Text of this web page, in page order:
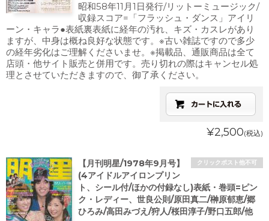
昭和58年11月1日発行/リットーミュージック/
収録スコア=「フラッシュ・ダンス」アイリ
ーン・キャラ●表紙裏表紙に経年の汚れ、キズ・カスレがあり
ますが、中身は概ね良好な状態です。※古い雑誌ですので多少
の経年劣化はご理解くださいませ。※掲載品、通販商品は全て
店頭・他サイト販売と併用です。売り切れの際はキャンセル処
理とさせていただきますので、御了承ください。
¥2,500(税込)
クリックポスト他不可
【月刊明星/1978年9月号】
(4アイドルアイロンプリン
ト、シール付/ほかの付録なし)表紙・巻頭=ピン
ク・レディー、世良公則/原田真二/榊原郁恵/郷
ひろみ/高田みづえ/狩人/桜田淳子/野口五郎/他